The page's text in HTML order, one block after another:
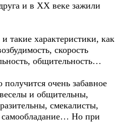
и в XX веке зажили
такие характеристики, как
скорость
общительность…
очень забавное
и общительны,
смекалисты,
самообладание… Но при